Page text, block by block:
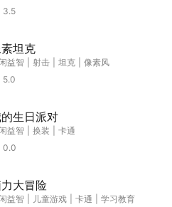
3.5
坦克
益智 射击 坦克
像素风
5.0
生日派对
益智 换装
卡通
0.0
大冒险
益智 儿童游戏 卡通
学习教育